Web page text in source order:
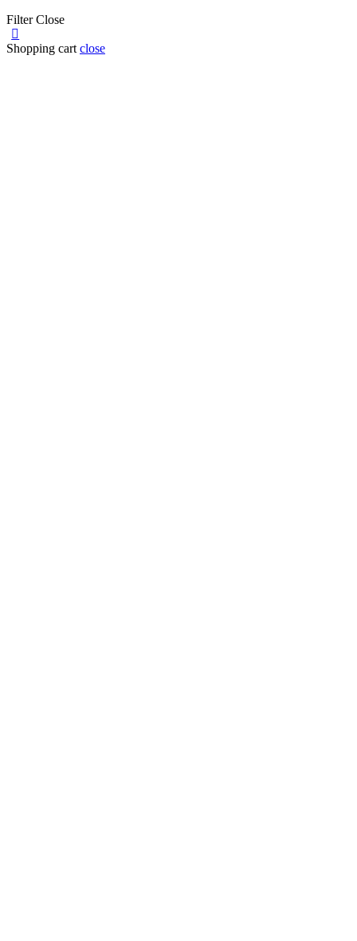
Filter Close
Shopping cart close